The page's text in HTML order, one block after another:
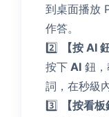
到桌面播放
作答。
2️⃣
【按 AI
按下 AI 鈕
詞，在秒級
3️⃣
【按看